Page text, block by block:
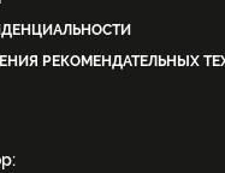
РЕКОМЕНДАТЕЛЬНЫХ